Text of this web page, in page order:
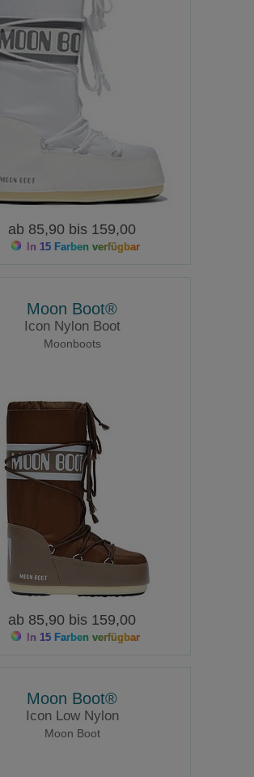
ab 85,90 bis 159,00
In 15 Farben verfügbar
Moon Boot®
Icon Nylon Boot
Moonboots
ab 85,90 bis 159,00
In 15 Farben verfügbar
Moon Boot®
Icon Low Nylon
Moon Boot